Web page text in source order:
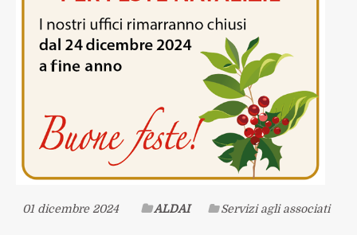
01 dicembre 2024 ALDAI Servizi agli associati